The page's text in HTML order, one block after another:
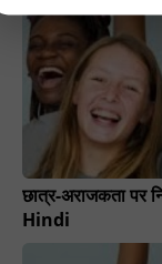
छात्र-अराजकता
Hindi